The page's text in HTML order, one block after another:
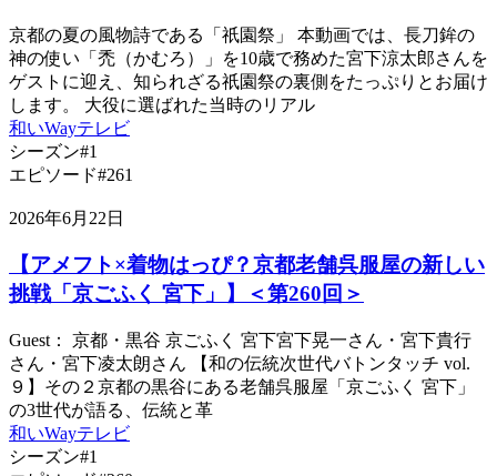
京都の夏の風物詩である「祇園祭」 本動画では、長刀鉾の
神の使い「禿（かむろ）」を10歳で務めた宮下涼太郎さんを
ゲストに迎え、知られざる祇園祭の裏側をたっぷりとお届け
します。 大役に選ばれた当時のリアル
和いWayテレビ
シーズン#1
エピソード#261
2026年6月22日
【アメフト×着物はっぴ？京都老舗呉服屋の新しい
挑戦「京ごふく 宮下」】＜第260回＞
Guest： 京都・黒谷 京ごふく 宮下宮下晃一さん・宮下貴行
さん・宮下凌太朗さん 【和の伝統次世代バトンタッチ vol.
９】その２京都の黒谷にある老舗呉服屋「京ごふく 宮下」
の3世代が語る、伝統と革
和いWayテレビ
シーズン#1